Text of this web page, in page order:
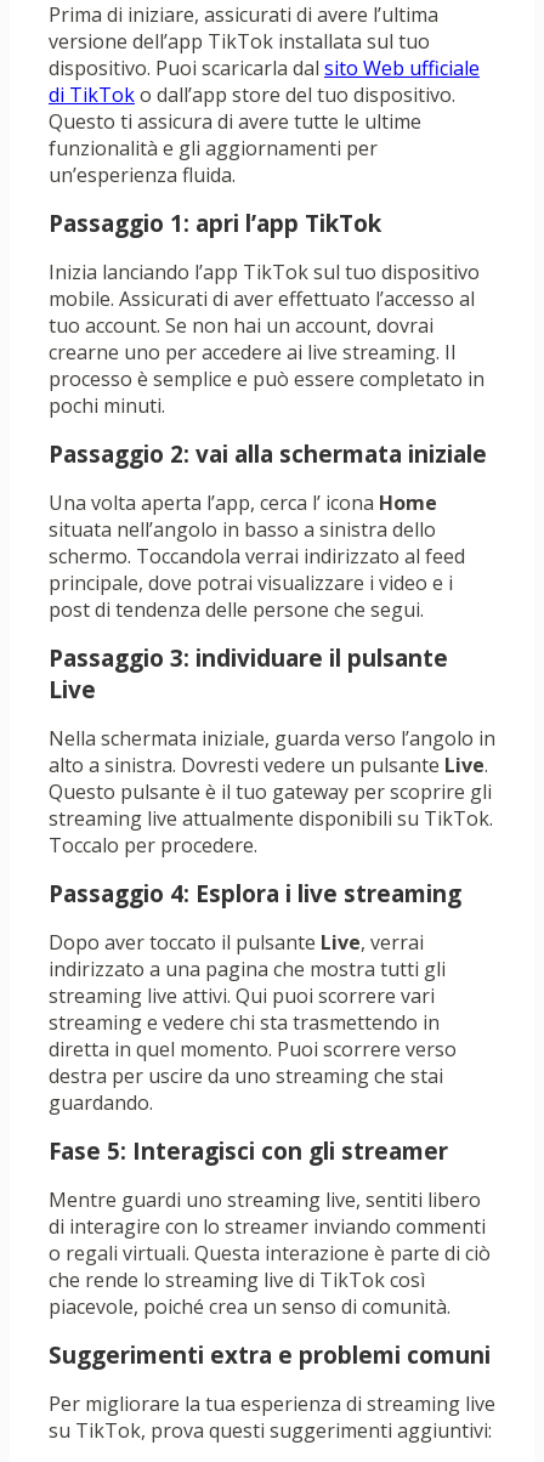
Prima di iniziare, assicurati di avere l’ultima
versione dell’app TikTok installata sul tuo
dispositivo. Puoi scaricarla dal sito Web ufficiale
di TikToko dall’app store del tuo dispositivo.
Questo ti assicura di avere tutte le ultime
funzionalità e gli aggiornamenti per
un’esperienza fluida.
Passaggio 1: apri l’app TikTok
Inizia lanciando l’app TikTok sul tuo dispositivo
mobile. Assicurati di aver effettuato l’accesso al
tuo account. Se non hai un account, dovrai
crearne uno per accedere ai live streaming. Il
processo è semplice e può essere completato in
pochi minuti.
Passaggio 2: vai alla schermata iniziale
Una volta aperta l’app, cerca l’ icona Home
situata nell’angolo in basso a sinistra dello
schermo. Toccandola verrai indirizzato al feed
principale, dove potrai visualizzare i video e i
post di tendenza delle persone che segui.
Passaggio 3: individuare il pulsante
Live
Nella schermata iniziale, guarda verso l’angolo in
alto a sinistra. Dovresti vedere un pulsante Live.
Questo pulsante è il tuo gateway per scoprire gli
streaming live attualmente disponibili su TikTok.
Toccalo per procedere.
Passaggio 4: Esplora i live streaming
Dopo aver toccato il pulsante Live, verrai
indirizzato a una pagina che mostra tutti gli
streaming live attivi. Qui puoi scorrere vari
streaming e vedere chi sta trasmettendo in
diretta in quel momento. Puoi scorrere verso
destra per uscire da uno streaming che stai
guardando.
Fase 5: Interagisci con gli streamer
Mentre guardi uno streaming live, sentiti libero
di interagire con lo streamer inviando commenti
o regali virtuali. Questa interazione è parte di ciò
che rende lo streaming live di TikTok così
piacevole, poiché crea un senso di comunità.
Suggerimenti extra e problemi comuni
Per migliorare la tua esperienza di streaming live
su TikTok, prova questi suggerimenti aggiuntivi: